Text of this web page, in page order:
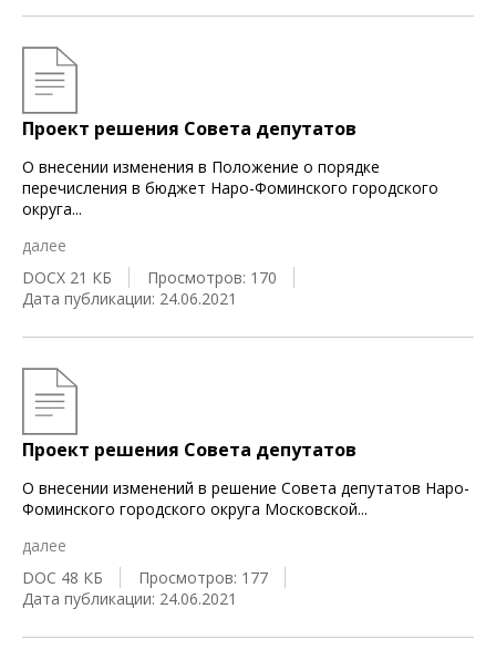
Проект решения Совета депутатов
О внесении изменения в Положение о порядке
перечисления в бюджет Наро-Фоминского городского
округа...
далее
DOCX 21 КБ
Просмотров: 170
Дата публикации: 24.06.2021
Проект решения Совета депутатов
О внесении изменений в решение Совета депутатов Наро-
Фоминского городского округа Московской...
далее
DOC 48 КБ
Просмотров: 177
Дата публикации: 24.06.2021